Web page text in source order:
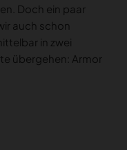
Doch ein paar
auch schon
in zwei
übergehen: Armor